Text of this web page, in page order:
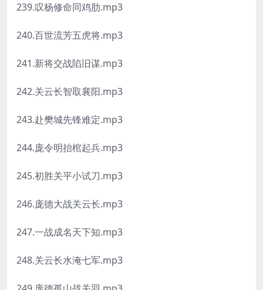
239.叹杨修命同鸡肋.mp3
240.百世流芳五虎将.mp3
241.新将交战陷旧谋.mp3
242.关云长智取襄阳.mp3
243.赴樊城先锋难定.mp3
244.庞令明抬棺起兵.mp3
245.初胜关平小试刀.mp3
246.庞德大战关云长.mp3
247.一战成名天下知.mp3
248.关云长水淹七军.mp3